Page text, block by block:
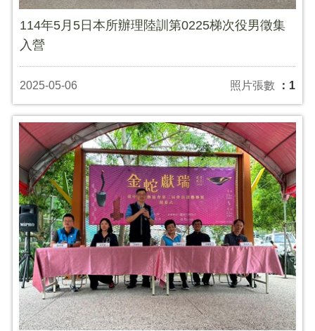
114年5月5日本所辦理陸訓第0225梯次役男徵集
入營
2025-05-06 照片張數 ：1